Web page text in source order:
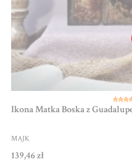
Ikona Matka Boska z
MAJK
Cena
139,46 zł